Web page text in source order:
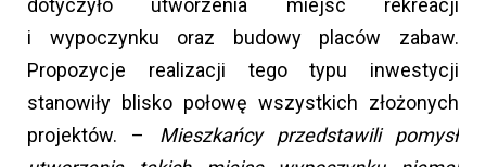
dotyczyło utworzenia miejsc rekreacji
i wypoczynku oraz budowy placów zabaw.
Propozycje realizacji tego typu inwestycji
stanowiły blisko połowę wszystkich złożonych
projektów. –
Mieszkańcy przedstawili pomysł